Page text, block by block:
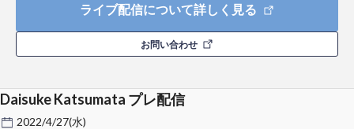
ライブ配信について詳しく見る
お問い合わせ
Daisuke Katsumata プレ配信
2022/4/27(水)